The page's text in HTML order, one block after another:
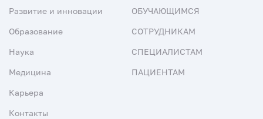
Развитие и инновации
Образование
Наука
Медицина
Карьера
Контакты
ОБУЧАЮЩИМСЯ
СОТРУДНИКАМ
СПЕЦИАЛИСТАМ
ПАЦИЕНТАМ